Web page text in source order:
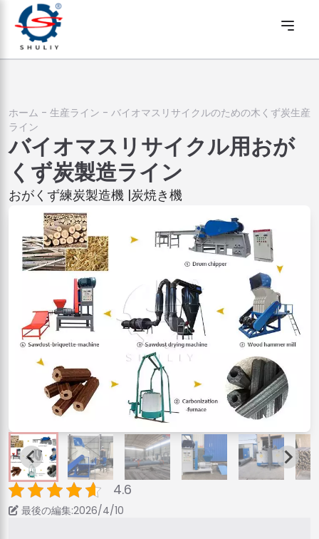
ホーム - 生産ライン - バイオマスリサイクルのための木くず炭生産
ライン
バイオマスリサイクル用おが
くず炭製造ライン
おがくず練炭製造機 |炭焼き機
4.6
最後の編集:2026/4/10